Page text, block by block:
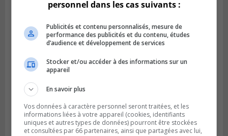
convention pour le bien de la population
personnel dans les cas suivants :
Publicités et contenu personnalisés, mesure de
performance des publicités et du contenu, études
d’audience et développement de services
Stocker et/ou accéder à des informations sur un
appareil
En savoir plus
Vos données à caractère personnel seront traitées, et les
informations liées à votre appareil (cookies, identifiants
uniques et autres types de données) pourront être stockées
et consultées par 66 partenaires, ainsi que partagées avec lui,